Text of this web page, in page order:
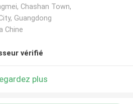
Chashan Town,
Guangdong
Chine
vérifié
plus